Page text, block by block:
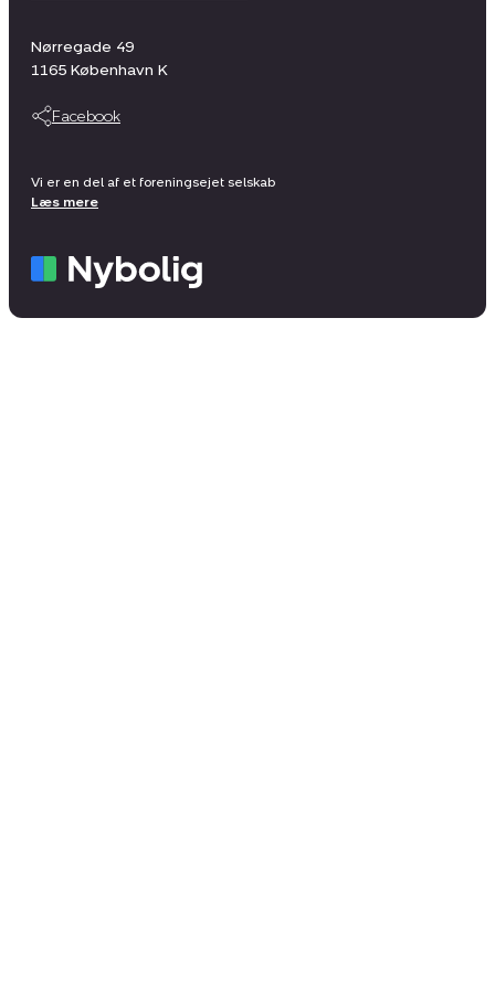
Nørregade 49
1165 København K
Facebook
Vi er en del af et foreningsejet selskab
Læs mere